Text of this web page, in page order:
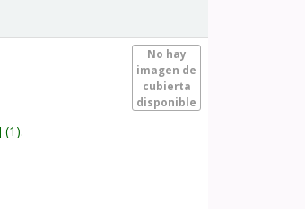
No hay
imagen de
cubierta
disponible
(1).